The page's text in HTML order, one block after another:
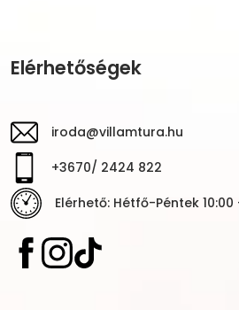
Elérhetőségek
iroda@villamtura.hu
+3670/ 2424 822
Elérhető: Hétfő-Péntek 10:00